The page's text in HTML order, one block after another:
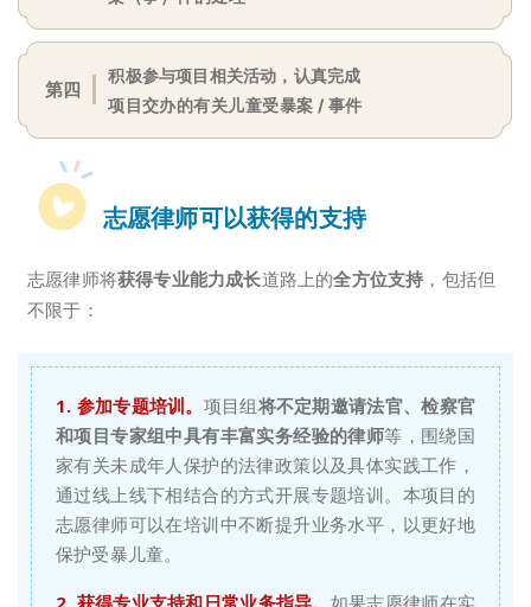
第四
积极参与项目相关活动，认真完成
项目交办的有关儿童受暴案 / 事件
志愿律师可以获得的支持
志愿律师将获得专业能力成长道路上的全方位支持 ，包括但
不限于：
1. 参加专题培训。 项目组将不定期邀请法官、检察官
和项目专家组中具有丰富实务经验的律师等，围绕国
家有关未成年人保护的法律政策以及具体实践工作，
通过线上线下相结合的方式开展专题培训。本项目的
志愿律师可以在培训中不断提升业务水平，以更好地
保护受暴儿童。
2. 获得专业支持和日常业务指导。 如果志愿律师在实